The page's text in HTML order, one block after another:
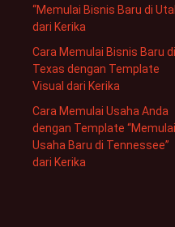
“Memulai Bisnis Baru di
dari Kerika
Cara Memulai Bisnis Baru di
Texas dengan Template
Visual dari Kerika
Cara Memulai Usaha Anda
dengan Template “Memulai
Usaha Baru di Tennessee”
dari Kerika